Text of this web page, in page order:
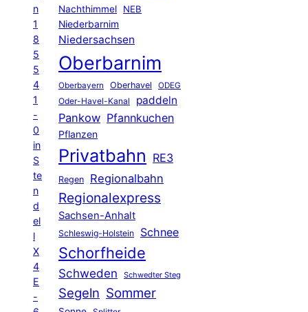
n
1
8
5
5
4
1
-
0
in
S
te
n
d
el
l
X
4
E
-
Nachthimmel
NEB
Niederbarnim
Niedersachsen
Oberbarnim
Oberbayern Oberhavel ODEG
Oder-Havel-Kanal paddeln
Pankow Pfannkuchen
Pflanzen
Privatbahn RE3
Regen Regionalbahn
Regionalexpress
Sachsen-Anhalt
Schleswig-Holstein Schnee
Schorfheide
Schweden Schwedter Steg
Segeln Sommer